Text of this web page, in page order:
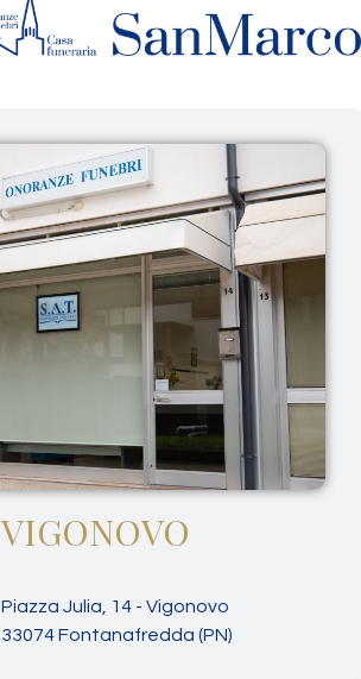
VIGONOVO
Piazza Julia, 14 - Vigonovo
33074 Fontanafredda (PN)